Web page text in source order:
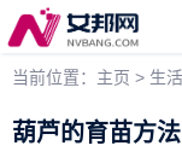
当前位置： 主页 > 生
葫芦的育苗方